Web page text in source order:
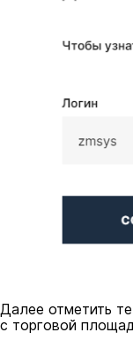
Далее отметить
с торговой